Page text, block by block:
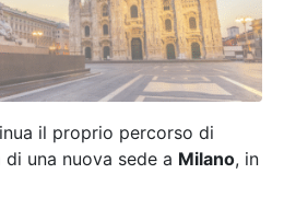
il proprio percorso di
una nuova sede a Milano, in